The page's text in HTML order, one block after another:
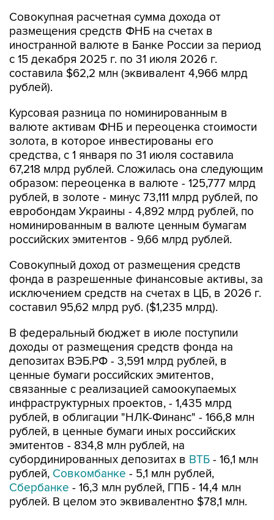
Совокупная расчетная сумма дохода от
размещения средств ФНБ на счетах в
иностранной валюте в Банке России за период
с 15 декабря 2025 г. по 31 июля 2026 г.
составила $62,2 млн (эквивалент 4,966 млрд
рублей).
Курсовая разница по номинированным в
валюте активам ФНБ и переоценка стоимости
золота, в которое инвестированы его
средства, с 1 января по 31 июля составила
67,218 млрд рублей. Сложилась она следующим
образом: переоценка в валюте - 125,777 млрд
рублей, в золоте - минус 73,111 млрд рублей, по
евробондам Украины - 4,892 млрд рублей, по
номинированным в валюте ценным бумагам
российских эмитентов - 9,66 млрд рублей.
Совокупный доход от размещения средств
фонда в разрешенные финансовые активы, за
исключением средств на счетах в ЦБ, в 2026 г.
составил 95,62 млрд руб. ($1,235 млрд).
В федеральный бюджет в июле поступили
доходы от размещения средств фонда на
депозитах ВЭБ.РФ - 3,591 млрд рублей, в
ценные бумаги российских эмитентов,
связанные с реализацией самоокупаемых
инфраструктурных проектов, - 1,435 млрд
рублей, в облигации "НЛК-Финанс" - 166,8 млн
рублей, в ценные бумаги иных российских
эмитентов - 834,8 млн рублей, на
субординированных депозитах в ВТБ - 16,1 млн
рублей, Совкомбанке - 5,1 млн рублей,
Сбербанке - 16,3 млн рублей, ГПБ - 14,4 млн
рублей. В целом это эквивалентно $78,1 млн.